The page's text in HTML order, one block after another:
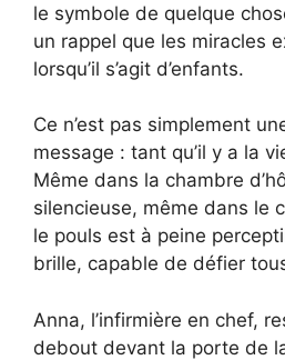
le symbole de quelque
un rappel que les miracles
lorsqu’il s’agit d’enfants.
Ce n’est pas simplement
message : tant qu’il y a la
Même dans la chambre
silencieuse, même dans le
le pouls est à peine
brille, capable de défier
Anna, l’infirmière en chef,
debout devant la porte de